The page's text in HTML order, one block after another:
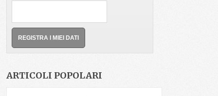
ARTICOLI POPOLARI